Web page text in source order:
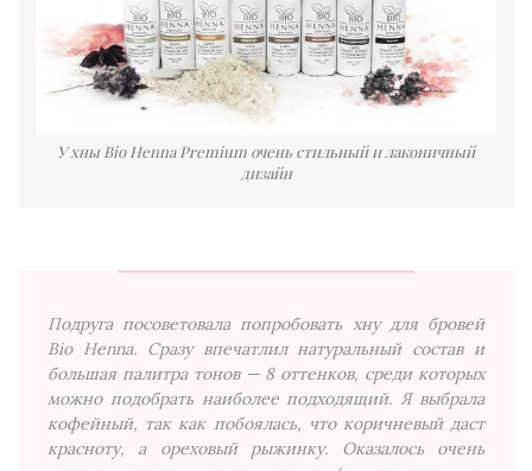
У хны Bio Henna Premium очень стильный и лаконичный
дизайн
Подруга посоветовала попробовать хну для бровей
Bio Henna. Сразу впечатлил натуральный состав и
большая палитра тонов — 8 оттенков, среди которых
можно подобрать наиболее подходящий. Я выбрала
кофейный, так как побоялась, что коричневый даст
красноту, а ореховый рыжинку. Оказалось очень